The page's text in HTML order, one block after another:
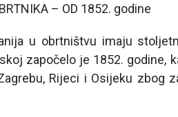
– OD 1852. godine
u obrtništvu imaju
započelo je 1852. godine,
Rijeci i Osijeku zbog